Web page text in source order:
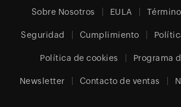
Sobre Nosotros EULA
Seguridad Cumplimiento
Política de cookies Programa
Newsletter Contacto de ventas